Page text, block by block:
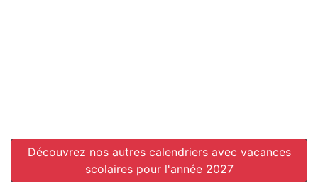
Découvrez nos autres calendriers avec vacances
scolaires pour l'année 2027